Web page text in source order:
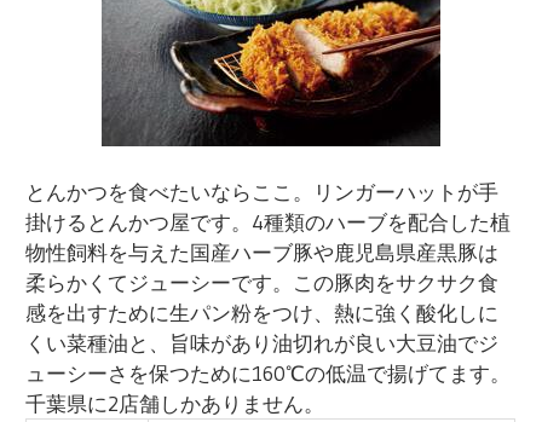
とんかつを食べたいならここ。リンガーハットが手
掛けるとんかつ屋です。4種類のハーブを配合した植
物性飼料を与えた国産ハーブ豚や鹿児島県産黒豚は
柔らかくてジューシーです。この豚肉をサクサク食
感を出すために生パン粉をつけ、熱に強く酸化しに
くい菜種油と、旨味があり油切れが良い大豆油でジ
ューシーさを保つために160℃の低温で揚げてます。
千葉県に2店舗しかありません。